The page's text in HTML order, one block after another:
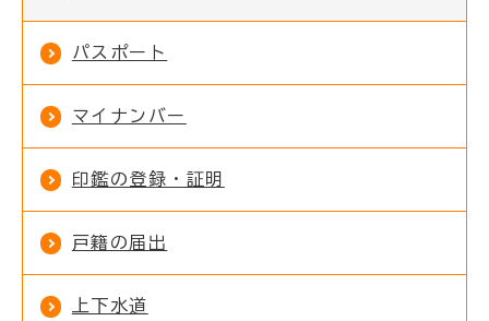
パスポート
マイナンバー
印鑑の登録・証明
戸籍の届出
上下水道